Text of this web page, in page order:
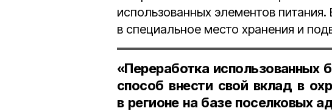
использованных элементов
в специальное место хранения и
«Переработка использованных
способ внести свой вклад в
в регионе на базе поселковых